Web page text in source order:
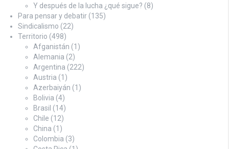
Y después de la lucha ¿qué sigue? (8)
Para pensar y debatir (135)
Sindicalismo (22)
Territorio (498)
Afganistán (1)
Alemania (2)
Argentina (222)
Austria (1)
Azerbaiyán (1)
Bolivia (4)
Brasil (14)
Chile (12)
China (1)
Colombia (3)